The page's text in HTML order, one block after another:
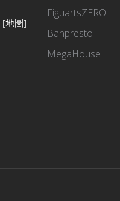
[地圖]
FiguartsZERO
Banpresto
MegaHouse